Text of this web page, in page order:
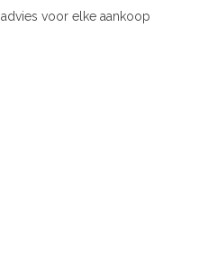
advies voor elke aankoop